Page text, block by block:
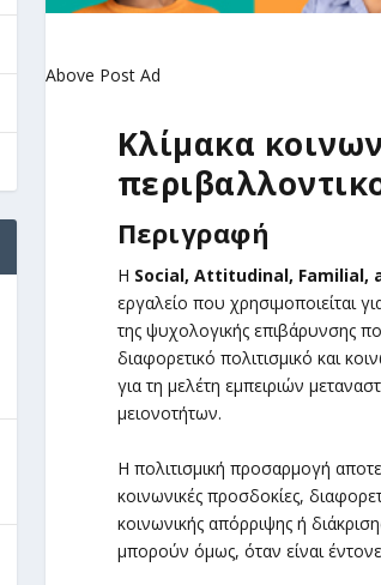
Above Post Ad
Κλίμακα
Περιγραφή
Η Social, Attitudinal, Familial,
εργαλείο που χρησιμοποιείται
της ψυχολογικής επιβάρυνσης
διαφορετικό πολιτισμικό και
για τη μελέτη εμπειριών
μειονοτήτων.
Η πολιτισμική προσαρμογή
κοινωνικές προσδοκίες,
κοινωνικής απόρριψης ή
μπορούν όμως, όταν είναι